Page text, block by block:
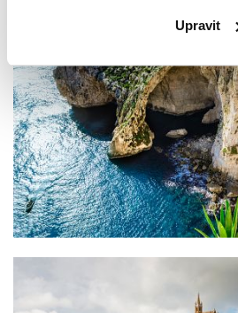
Upravit